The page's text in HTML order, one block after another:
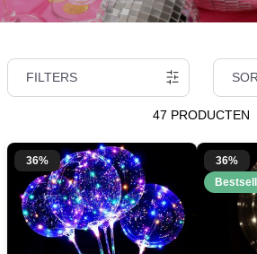
FILTERS
47 PRODUCTEN
36%
36%